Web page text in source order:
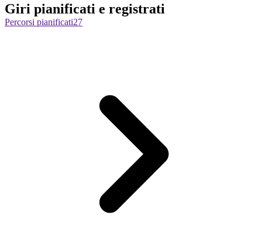
Giri pianificati e registrati
Percorsi pianificati27